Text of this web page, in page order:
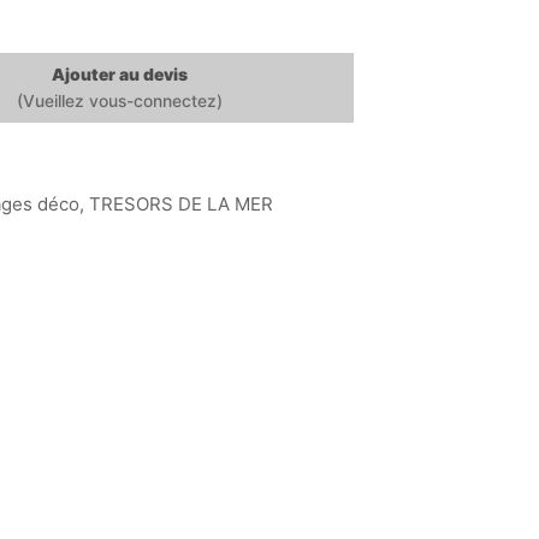
Ajouter au devis
déco,TRESORS DE LA MER